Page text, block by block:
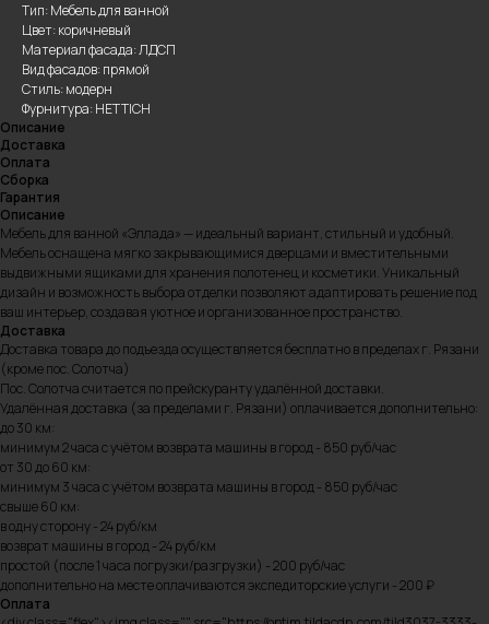
Тип: Мебель для ванной
Цвет: коричневый
Материал фасада: ЛДСП
Вид фасадов: прямой
Стиль: модерн
Фурнитура: HETTICH
Описание
Доставка
Оплата
Сборка
Гарантия
Описание
Мебель для ванной «Эллада» — идеальный вариант, стильный и удобный.
Мебель оснащена мягко закрывающимися дверцами и вместительными
выдвижными ящиками для хранения полотенец и косметики. Уникальный
дизайн и возможность выбора отделки позволяют адаптировать решение под
ваш интерьер, создавая уютное и организованное пространство.
Доставка
Доставка товара до подъезда осуществляется бесплатно в пределах г. Рязани
(кроме пос. Солотча)
Пос. Солотча считается по прейскуранту удалённой доставки.
Удалённая доставка (за пределами г. Рязани) оплачивается дополнительно:
до 30 км:
минимум 2 часа с учётом возврата машины в город - 850 руб/час
от 30 до 60 км:
минимум 3 часа с учётом возврата машины в город - 850 руб/час
свыше 60 км:
в одну сторону - 24 руб/км
возврат машины в город - 24 руб/км
простой (после 1 часа погрузки/разгрузки) - 200 руб/час
дополнительно на месте оплачиваются экспедиторские услуги - 200 ₽
Оплата